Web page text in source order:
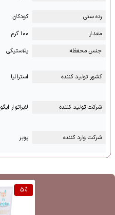
رده سنی
کودکان
مقدار
۱۰۰ گرم
جنس محفظه
پلاستیکی
کشور تولید کننده استرالیا
شرکت تولید کننده لابراتوار ایگو
شرکت وارد کننده پوبر
5%